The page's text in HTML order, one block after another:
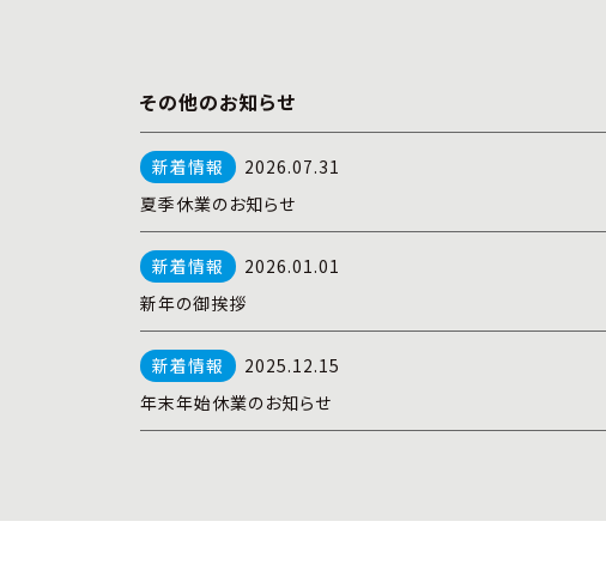
その他のお知らせ
2026.07.31
夏季休業のお知らせ
2026.01.01
新年の御挨拶
2025.12.15
年末年始休業のお知らせ